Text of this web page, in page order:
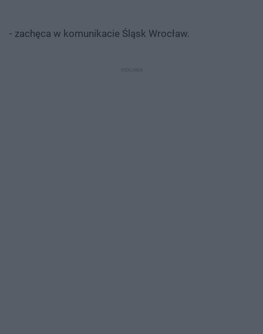
- zachęca w komunikacie Śląsk Wrocław.